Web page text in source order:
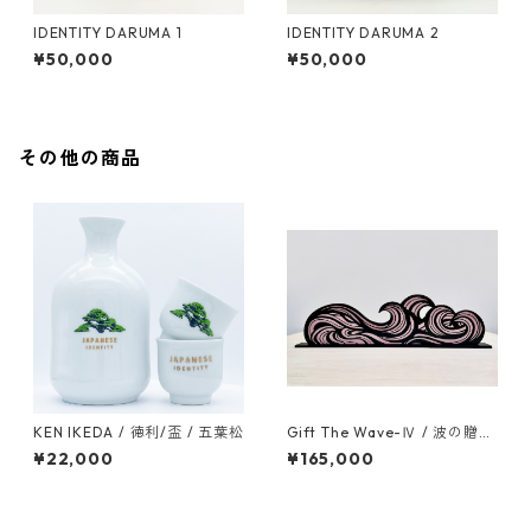
IDENTITY DARUMA 1
¥50,000
IDENTITY DARUMA 2
¥50,000
その他の商品
KEN IKEDA / 徳利/盃 / 五葉松
¥22,000
Gift The Wave-Ⅳ / 波の贈り
物-Ⅳ
¥165,000